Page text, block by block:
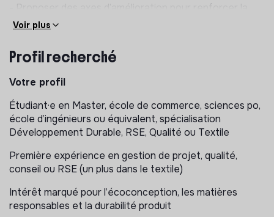
- Proposer des axes d’amélioration pour renforcer la
durabilité des produits
dans la mise en place de nos exigences qualité
Côté RSE
Vous contribuerez aux avancées de la stratégie de
développement durable aux côtés de la cheffe de
projet RSE, avec un rôle clé sur les sujets de
- Contrôler et valider les certificats envoyés par nos
produits avec les référentiels GOTS et Oekotex Made
in Green
Voir plus
Profil recherché
Votre profil
Étudiant·e en Master, école de commerce, sciences po,
école d’ingénieurs ou équivalent, spécialisation
Développement Durable, RSE, Qualité ou Textile
Première expérience en gestion de projet, qualité,
conseil ou RSE (un plus dans le textile)
Intérêt marqué pour l’écoconception, les matières
responsables et la durabilité produit